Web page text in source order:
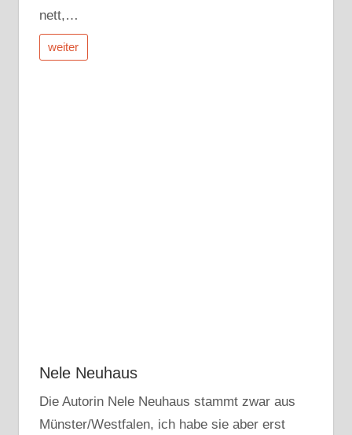
nett,…
weiter
Nele Neuhaus
Die Autorin Nele Neuhaus stammt zwar aus
Münster/Westfalen, ich habe sie aber erst